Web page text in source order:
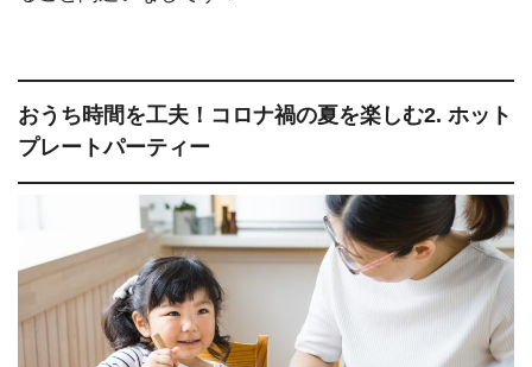
おうち時間を工夫！コロナ禍の夏を楽しむ2. ホット
プレートパーティー